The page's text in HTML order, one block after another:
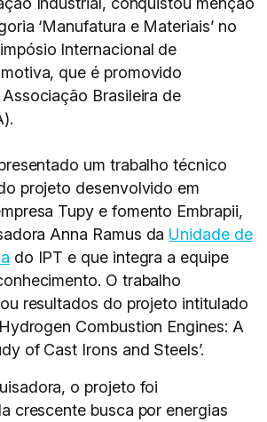
‘Manufatura e Materiais’ no
Internacional de
que é promovido
Brasileira de
um trabalho técnico
projeto desenvolvido em
Tupy e fomento Embrapii,
Anna Ramus da Unidade de
do IPT e que integra a equipe
O trabalho
resultados do projeto intitulado
Combustion Engines: A
of Cast Irons and Steels’.
o projeto foi
crescente busca por energias